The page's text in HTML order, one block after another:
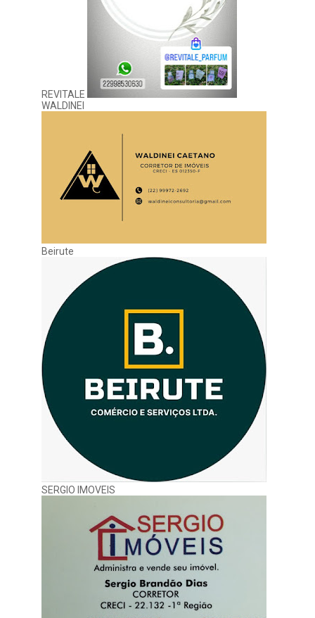
REVITALE
WALDINEI
Beirute
SERGIO IMOVEIS